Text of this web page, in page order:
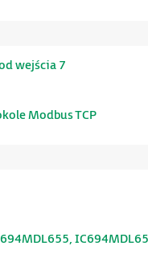
wejścia 7
Modbus TCP